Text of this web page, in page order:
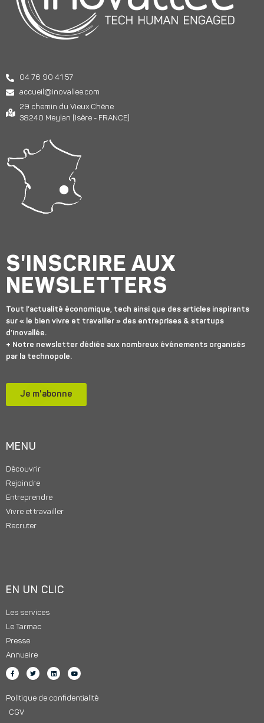
04 76 90 41 57
accueil@inovallee.com
29 chemin du Vieux Chêne
38240 Meylan (Isère - FRANCE)
S'INSCRIRE AUX
NEWSLETTERS
Tout l’actualité économique, tech ainsi que des articles inspirants
sur « le bien vivre et travailler » des entreprises & startups
d’inovallée.
+ Notre newsletter dédiée aux nombreux événements organisés
par la technopole.
Je m'abonne
MENU
Découvrir
Rejoindre
Entreprendre
Vivre et travailler
Recruter
EN UN CLIC
Les services
Le Tarmac
Presse
Annuaire
Politique de confidentialité
CGV